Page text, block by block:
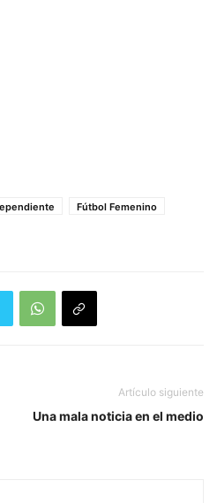
Fútbol Femenino
Artículo siguiente
Una mala noticia en el medio